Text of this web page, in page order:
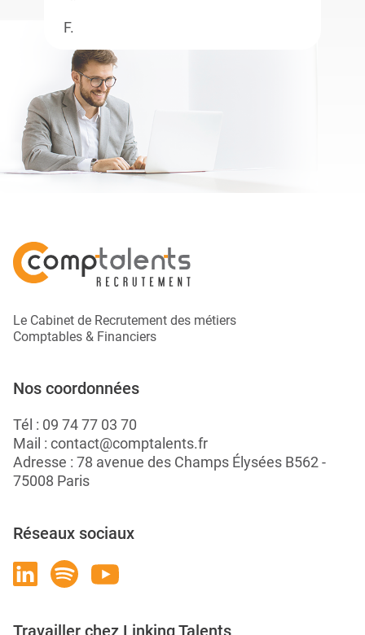
F.
Le Cabinet de Recrutement des métiers
Comptables & Financiers
Nos coordonnées
Tél : 09 74 77 03 70
Mail : contact@comptalents.fr
Adresse : 78 avenue des Champs Élysées B562 -
75008 Paris
Réseaux sociaux
Travailler chez Linking Talents